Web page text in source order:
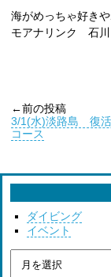
海がめっちゃ好き
モアナリンク 石川
←前の投稿
3/1(水)淡路島 復
コース
ダイビング
イベント